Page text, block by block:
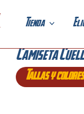
Tienda
Camiseta
Tallas y colores